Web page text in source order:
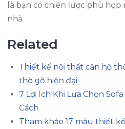
là bạn có chiến lược phù hợp
nhà
Related
Thiết kế nội thất căn hộ
thờ gỗ hiện đại
7 Lợi Ích Khi Lựa Chọn
Cách
Tham khảo 17 mẫu thiết